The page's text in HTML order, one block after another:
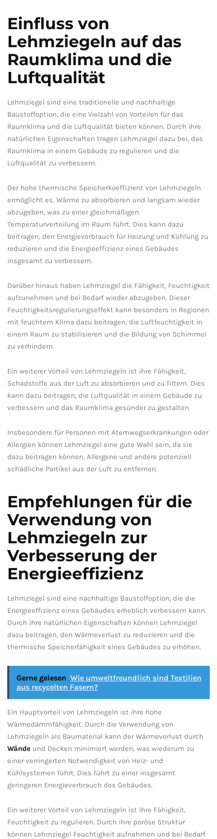
Einfluss von
⁣Lehmziegeln​ auf ⁢das⁢
Raumklima und die
Luftqualität
Lehmziegel sind ⁢eine traditionelle und nachhaltige⁤
Baustoffoption, die eine ⁣Vielzahl von Vorteilen für das
Raumklima ⁢und die Luftqualität⁤ bieten‌ können. Durch ihre
natürlichen Eigenschaften tragen Lehmziegel dazu bei, das
Raumklima in einem Gebäude zu​ regulieren und die
Luftqualität zu verbessern.
Der hohe thermische Speicherkoeffizient von Lehmziegeln
ermöglicht es, Wärme zu absorbieren⁣ und langsam‍ wieder
‍abzugeben, was zu einer gleichmäßigen
Temperaturverteilung im Raum ⁢führt. Dies kann dazu⁢
beitragen, den⁤ Energieverbrauch für Heizung und Kühlung zu
reduzieren und ⁤die Energieeffizienz eines ⁤Gebäudes
insgesamt zu⁢ verbessern.
Darüber hinaus ​haben‌ Lehmziegel die Fähigkeit, Feuchtigkeit
aufzunehmen und ⁢bei ​Bedarf wieder abzugeben. Dieser
Feuchtigkeitsregulierungseffekt⁤ kann ⁢besonders in ⁤Regionen
mit ‍feuchtem ⁢Klima ‌dazu beitragen, die Luftfeuchtigkeit in ​
einem Raum zu stabilisieren und⁣ die Bildung von Schimmel
⁣zu‌ verhindern.
Ein weiterer Vorteil⁤ von Lehmziegeln ist ‍ihre Fähigkeit,​
Schadstoffe ​aus der ​Luft zu absorbieren​ und​ zu filtern. Dies‍
kann dazu beitragen,‌ die Luftqualität ⁤in​ einem Gebäude zu
verbessern und das Raumklima gesünder ​zu gestalten.
Insbesondere für Personen⁢ mit‍ Atemwegserkrankungen oder
Allergien können Lehmziegel eine gute Wahl sein, da sie
dazu beitragen können, Allergene und ⁤andere​ potenziell
schädliche Partikel aus der Luft ‍zu entfernen.
Empfehlungen​ für die
Verwendung⁢ von
⁤Lehmziegeln zur
Verbesserung der
Energieeffizienz
Lehmziegel sind ‍eine nachhaltige​ Baustoffoption, die die⁣
Energieeffizienz eines Gebäudes erheblich⁣ verbessern kann.
⁣Durch ihre ⁣natürlichen ⁤Eigenschaften können‌ Lehmziegel⁢
dazu beitragen, ⁤den ⁢Wärmeverlust ⁣zu reduzieren und die‍
thermische ⁢Speicherfähigkeit ⁤eines Gebäudes zu erhöhen.
Gerne gelesen Wie umweltfreundlich sind Textilien
aus recycelten Fasern?
Ein‌ Hauptvorteil von ‌Lehmziegeln ist ihre ‌hohe ​
Wärmedämmfähigkeit. Durch die ‌Verwendung von​
Lehmziegeln ‍als Baumaterial ​kann der Wärmeverlust durch ​
Wände ‌und Decken ⁢minimiert werden, was ⁤wiederum‌ zu
einer verringerten Notwendigkeit von Heiz-‍ und
Kühlsystemen führt. Dies ​führt zu einer insgesamt​
geringeren Energieverbrauch des ⁢Gebäudes.
Ein weiterer Vorteil von Lehmziegeln ist ihre Fähigkeit,
Feuchtigkeit ⁣zu ​regulieren. ​Durch ihre​ poröse Struktur ​
können Lehmziegel Feuchtigkeit aufnehmen​ und bei Bedarf